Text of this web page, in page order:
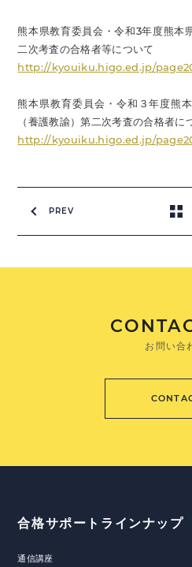
熊本県教育委員会・令和3年度熊本
二次考査の合格者等について
http://kyouiku.higo.ed.jp/
熊本県教育委員会・令和３年度熊
（養護教諭）第二次考査の合格者に
http://kyouiku.higo.ed.jp/
PREV
お問い合
合格サポートラインナップ
通信講座